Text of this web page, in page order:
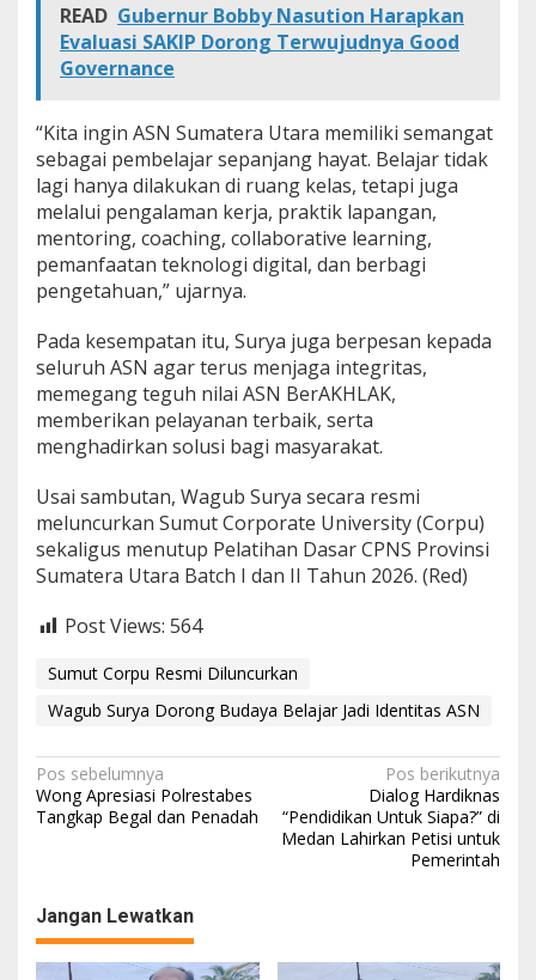
READ Gubernur Bobby Nasution Harapkan
Evaluasi SAKIP Dorong Terwujudnya Good
Governance
“Kita ingin ASN Sumatera Utara memiliki semangat
sebagai pembelajar sepanjang hayat. Belajar tidak
lagi hanya dilakukan di ruang kelas, tetapi juga
melalui pengalaman kerja, praktik lapangan,
mentoring, coaching, collaborative learning,
pemanfaatan teknologi digital, dan berbagi
pengetahuan,” ujarnya.
Pada kesempatan itu, Surya juga berpesan kepada
seluruh ASN agar terus menjaga integritas,
memegang teguh nilai ASN BerAKHLAK,
memberikan pelayanan terbaik, serta
menghadirkan solusi bagi masyarakat.
Usai sambutan, Wagub Surya secara resmi
meluncurkan Sumut Corporate University (Corpu)
sekaligus menutup Pelatihan Dasar CPNS Provinsi
Sumatera Utara Batch I dan II Tahun 2026. (Red)
Post Views: 564
Sumut Corpu Resmi Diluncurkan
Wagub Surya Dorong Budaya Belajar Jadi Identitas ASN
N
a
g
a
Pos sebelumnya
Wong Apresiasi Polrestabes
Tangkap Begal dan Penadah
Pos berikutnya
Dialog Hardiknas
“Pendidikan Untuk Siapa?” di
Medan Lahirkan Petisi untuk
Pemerintah
Jangan Lewatkan